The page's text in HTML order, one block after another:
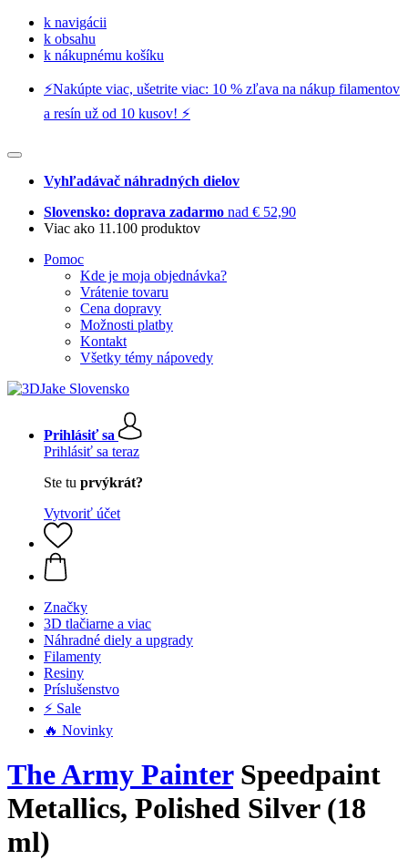
k navigácii
k obsahu
k nákupnému košíku
⚡️Nakúpte viac, ušetrite viac: 10 % zľava na nákup filamentov
a resín už od 10 kusov! ⚡️
Vyhľadávač náhradných dielov
Slovensko: doprava zadarmo nad € 52,90
Viac ako 11.100 produktov
Pomoc
Kde je moja objednávka?
Vrátenie tovaru
Cena dopravy
Možnosti platby
Kontakt
Všetky témy nápovedy
Prihlásiť sa
Prihlásiť sa teraz
Ste tu prvýkrát?
Vytvoriť účet
Značky
3D tlačiarne a viac
Náhradné diely a upgrady
Filamenty
Resiny
Príslušenstvo
⚡ Sale
🔥 Novinky
The Army PainterSpeedpaint
Metallics, Polished Silver (18
ml)